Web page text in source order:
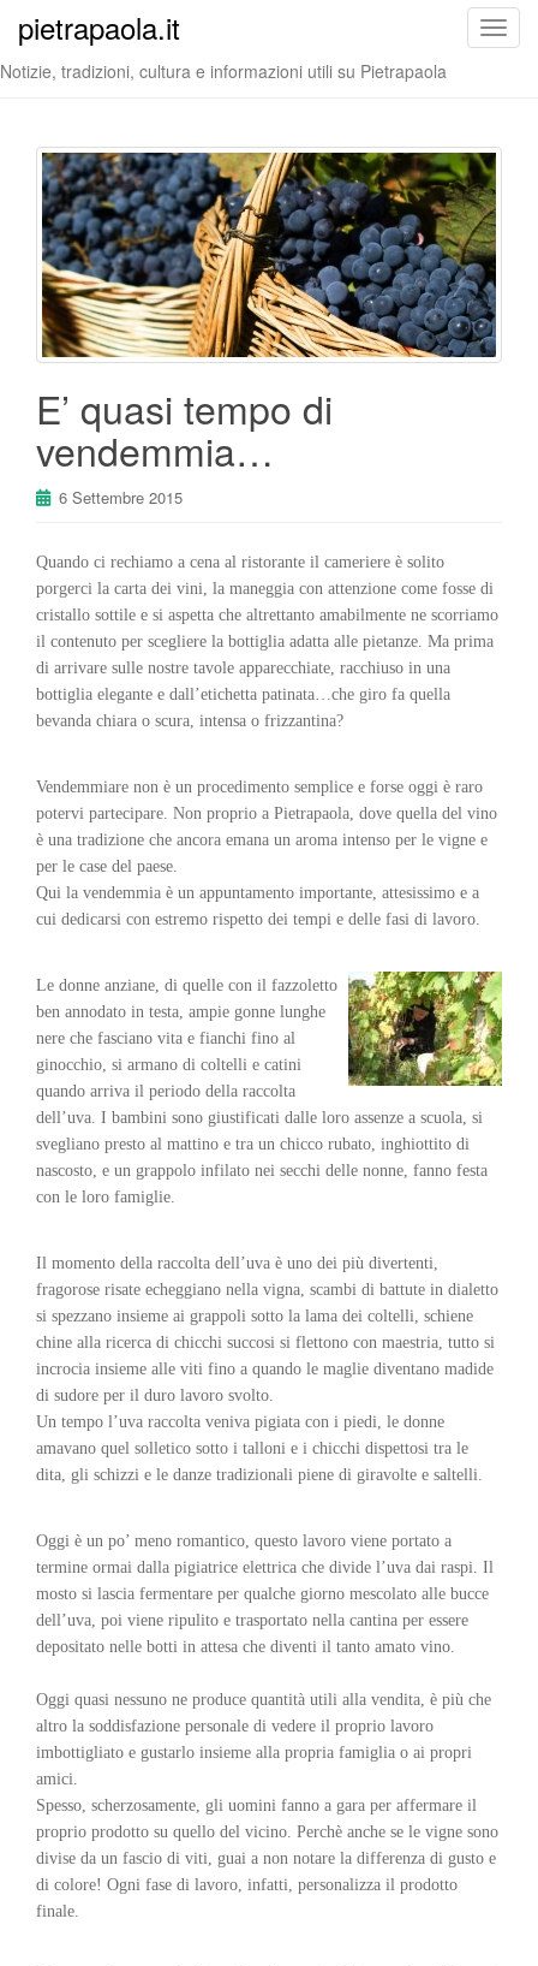
T
l
e
n
a
v
i
g
a
t
pietrapaola.it
Notizie, tradizioni, cultura e informazioni utili su Pietrapaola
E’ quasi tempo di
vendemmia…
6 Settembre 2015
Quando ci rechiamo a cena al ristorante il cameriere è solito
porgerci la carta dei vini, la maneggia con attenzione come fosse di
cristallo sottile e si aspetta che altrettanto amabilmente ne scorriamo
il contenuto per scegliere la bottiglia adatta alle pietanze. Ma prima
di arrivare sulle nostre tavole apparecchiate, racchiuso in una
bottiglia elegante e dall’etichetta patinata…che giro fa quella
bevanda chiara o scura, intensa o frizzantina?
Vendemmiare non è un procedimento semplice e forse oggi è raro
potervi partecipare. Non proprio a Pietrapaola, dove quella del vino
è una tradizione che ancora emana un aroma intenso per le vigne e
per le case del paese.
Qui la vendemmia è un appuntamento importante, attesissimo e a
cui dedicarsi con estremo rispetto dei tempi e delle fasi di lavoro.
Le donne anziane, di quelle con il fazzoletto
ben annodato in testa, ampie gonne lunghe
nere che fasciano vita e fianchi fino al
ginocchio, si armano di coltelli e catini
quando arriva il periodo della raccolta
dell’uva. I bambini sono giustificati dalle loro assenze a scuola, si
svegliano presto al mattino e tra un chicco rubato, inghiottito di
nascosto, e un grappolo infilato nei secchi delle nonne, fanno festa
con le loro famiglie.
Il momento della raccolta dell’uva è uno dei più divertenti,
fragorose risate echeggiano nella vigna, scambi di battute in dialetto
si spezzano insieme ai grappoli sotto la lama dei coltelli, schiene
chine alla ricerca di chicchi succosi si flettono con maestria, tutto si
incrocia insieme alle viti fino a quando le maglie diventano madide
di sudore per il duro lavoro svolto.
Un tempo l’uva raccolta veniva pigiata con i piedi, le donne
amavano quel solletico sotto i talloni e i chicchi dispettosi tra le
dita, gli schizzi e le danze tradizionali piene di giravolte e saltelli.
Oggi è un po’ meno romantico, questo lavoro viene portato a
termine ormai dalla pigiatrice elettrica che divide l’uva dai raspi. Il
mosto si lascia fermentare per qualche giorno mescolato alle bucce
dell’uva, poi viene ripulito e trasportato nella cantina per essere
depositato nelle botti in attesa che diventi il tanto amato vino.
Oggi quasi nessuno ne produce quantità utili alla vendita, è più che
altro la soddisfazione personale di vedere il proprio lavoro
imbottigliato e gustarlo insieme alla propria famiglia o ai propri
amici.
Spesso, scherzosamente, gli uomini fanno a gara per affermare il
proprio prodotto su quello del vicino. Perchè anche se le vigne sono
divise da un fascio di viti, guai a non notare la differenza di gusto e
di colore! Ogni fase di lavoro, infatti, personalizza il prodotto
finale.